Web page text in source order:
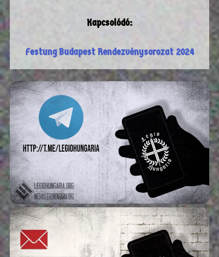
Kapcsolódó:
Festung Budapest Rendezvénysorozat 2024